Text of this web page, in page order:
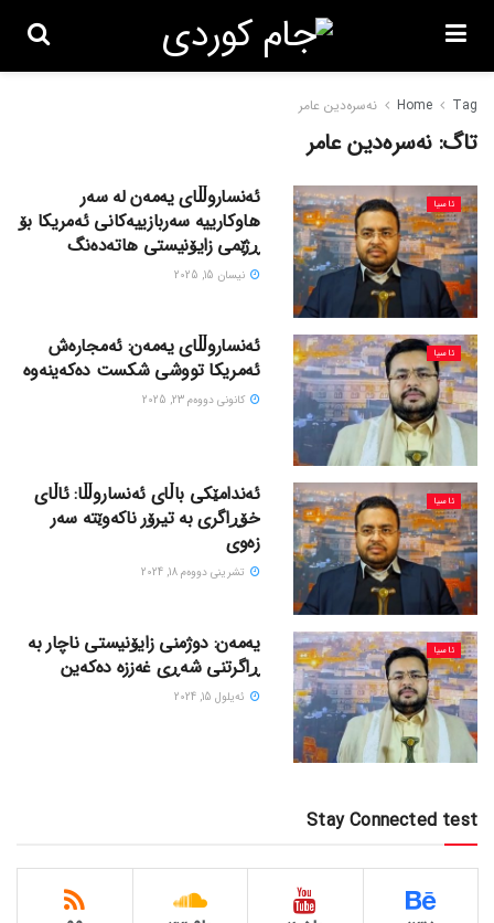
Home Tag نەسرەدین عامر
تاگ: نەسرەدین عامر
ئاسیا
ئەنساروڵڵای یەمەن لە سەر
هاوکارییە سەربازییەکانی ئەمریکا بۆ
ڕژێمی زایۆنیستی هاتەدەنگ
نیسان 15, 2025
ئاسیا
ئەنساروڵڵای یەمەن: ئەمجارەش
ئەمریکا تووشی شکست دەکەینەوە
كانونی دووه‌م 23, 2025
ئاسیا
ئەندامێکی باڵای ئەنساروڵڵا: ئاڵای
خۆڕاگری بە تیرۆر ناکەوێتە سەر
زەوی
تشرینی دووه‌م 18, 2024
ئاسیا
یەمەن: دوژمنی زایۆنیستی ناچار بە
ڕاگرتنی شەڕی غەززە دەکەین
ئه‌یلول 15, 2024
Stay Connected test